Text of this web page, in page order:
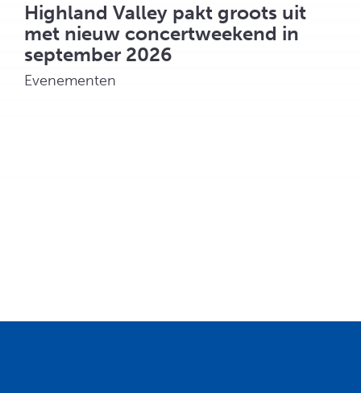
Highland Valley pakt groots uit
met nieuw concertweekend in
september 2026
Evenementen